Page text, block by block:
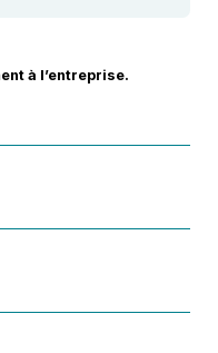
à l’entreprise.